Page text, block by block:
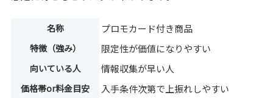
名称 プロモカード付き商品
特徴（強み） 限定性が価値になりやすい
向いている人 情報収集が早い人
価格帯or料金目安 入手条件次第で上振れしやすい